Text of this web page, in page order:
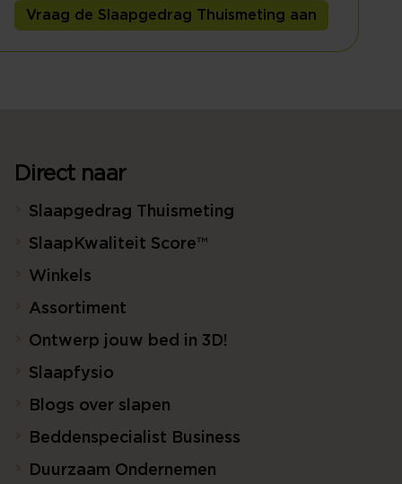
Vraag de Slaapgedrag Thuismeting aan
Direct naar
Slaapgedrag Thuismeting
SlaapKwaliteit Score™
Winkels
Assortiment
Ontwerp jouw bed in 3D!
Slaapfysio
Blogs over slapen
Beddenspecialist Business
Duurzaam Ondernemen